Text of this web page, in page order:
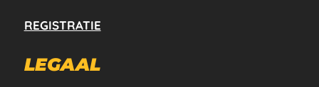
REGISTRATIE
LEGAAL